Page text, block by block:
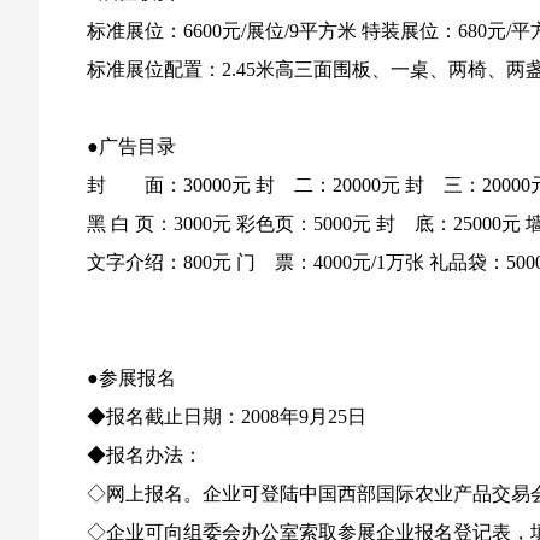
标准展位：6600元/展位/9平方米 特装展位：680元/平
标准展位配置：2.45米高三面围板、一桌、两椅、两
●广告目录
封 面：30000元 封 二：20000元 封 三：20000元
黑 白 页：3000元 彩色页：5000元 封 底：25000元
文字介绍：800元 门 票：4000元/1万张 礼品袋：
●参展报名
◆报名截止日期：2008年9月25日
◆报名办法：
◇网上报名。企业可登陆中国西部国际农业产品交易
◇企业可向组委会办公室索取参展企业报名登记表，